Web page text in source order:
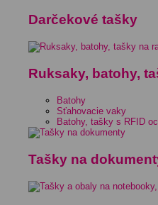
Darčekové tašky
Ruksaky, batohy,
Batohy
Sťahovacie vaky
Batohy, tašky s RFID
Tašky na